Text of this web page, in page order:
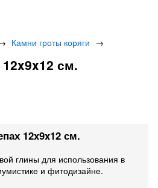
Камни гроты коряги →
см.
12x9x12 см.
глины для использования в
и фитодизайне.